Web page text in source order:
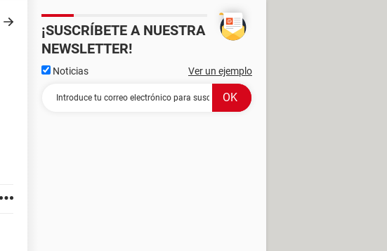
¡SUSCRÍBETE A NUESTRA
NEWSLETTER!
Noticias Ver un ejemplo